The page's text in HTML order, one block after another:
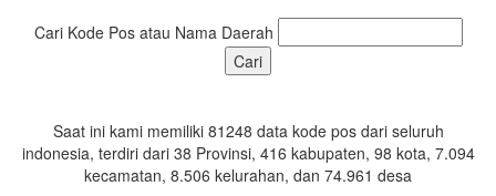
Cari Kode Pos atau Nama Daerah
Saat ini kami memiliki 81248 data kode pos dari seluruh
indonesia, terdiri dari 38 Provinsi, 416 kabupaten, 98 kota, 7.094
kecamatan, 8.506 kelurahan, dan 74.961 desa